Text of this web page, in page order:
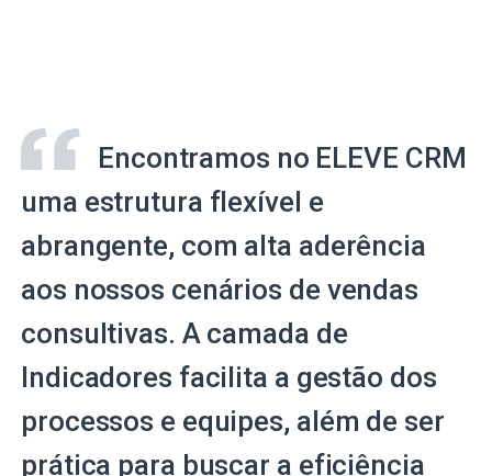
Encontramos no ELEVE CRM
uma estrutura flexível e
abrangente, com alta aderência
aos nossos cenários de vendas
consultivas. A camada de
Indicadores facilita a gestão dos
processos e equipes, além de ser
prática para buscar a eficiência